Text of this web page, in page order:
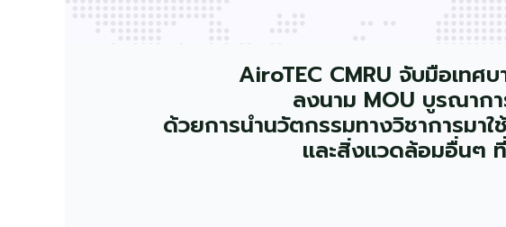
AiroTEC CMRU จับมือเทศ
ลงนาม MOU บูรณาก
ด้วยการนำนวัตกรรมทางวิชาการมา
และสิ่งแวดล้อมอื่นๆ